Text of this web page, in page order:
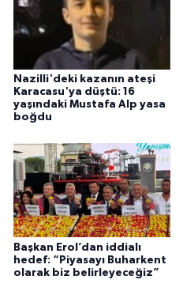
Nazilli'deki kazanın ateşi
Karacasu'ya düştü: 16
yaşındaki Mustafa Alp yasa
boğdu
Başkan Erol’dan iddialı
hedef: “Piyasayı Buharkent
olarak biz belirleyeceğiz”